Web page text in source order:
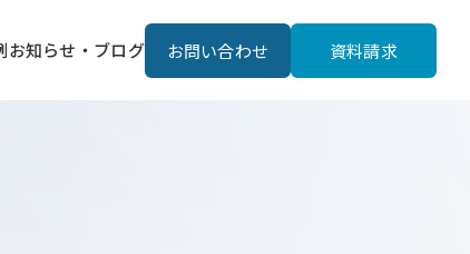
お知らせ・ブログ お問い合わせ 資料請求